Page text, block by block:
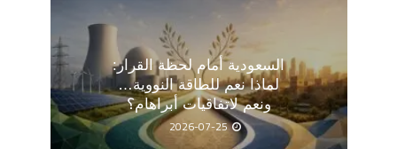
السعودية أمام لحظة القرار:
لماذا نعم للطاقة النووية…
ونعم لاتفاقيات أبراهام؟
2026-07-25